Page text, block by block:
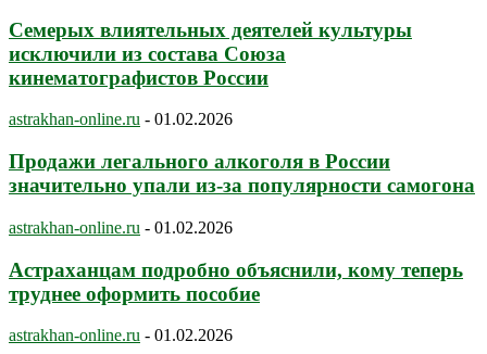
Семерых влиятельных деятелей культуры
исключили из состава Союза
кинематографистов России
astrakhan-online.ru - 01.02.2026
Продажи легального алкоголя в России
значительно упали из-за популярности самогона
astrakhan-online.ru - 01.02.2026
Астраханцам подробно объяснили, кому теперь
труднее оформить пособие
astrakhan-online.ru - 01.02.2026